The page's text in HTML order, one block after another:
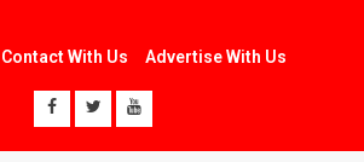
Contact With Us Advertise With Us